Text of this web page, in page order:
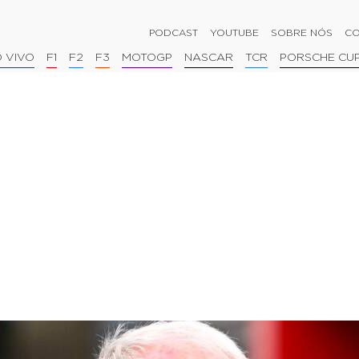
PODCAST YOUTUBE SOBRE NÓS
VIVO F1 F2 F3 MOTOGP NASCAR TCR PORSCHE